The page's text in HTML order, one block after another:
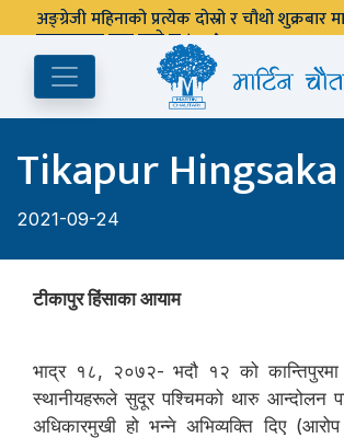
पुस्तकालय बन्द रहने छ ।
Tikapur
2021-09-24
टीकापुर हिंसाका आयाम
भाद्र १८, २०७२- भदौ १२ को कान्तिपुरमा
स्थानीयहरूले सुदूर पश्चिमको थारु आन्दोलन
अधिकारमुखी हो भन्ने अभिव्यक्ति दिए